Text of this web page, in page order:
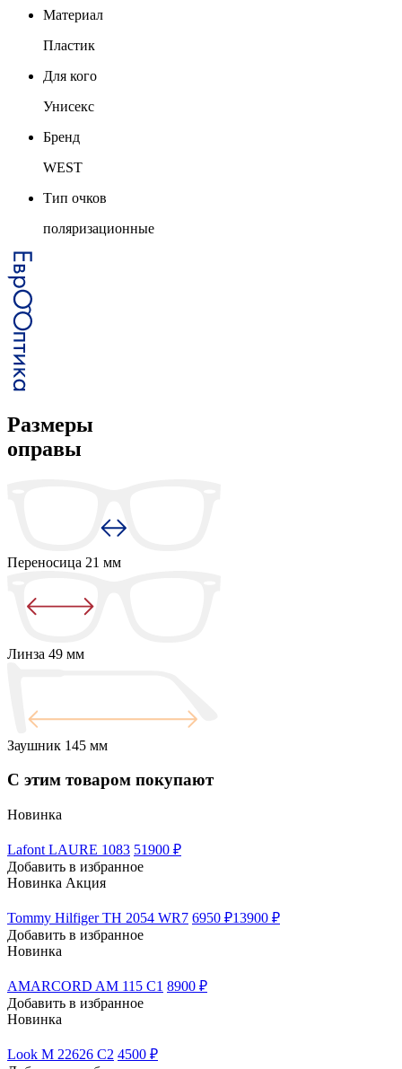
Материал
Пластик
Для кого
Унисекс
Бренд
WEST
Тип очков
поляризационные
Размеры
оправы
Переносица 21 мм
Линза 49 мм
Заушник 145 мм
С этим товаром покупают
Новинка
Lafont LAURE 1083 51900 ₽
Добавить в избранное
Новинка Акция
Tommy Hilfiger TH 2054 WR7 6950 ₽13900 ₽
Добавить в избранное
Новинка
AMARCORD AM 115 C1 8900 ₽
Добавить в избранное
Новинка
Look M 22626 C2 4500 ₽